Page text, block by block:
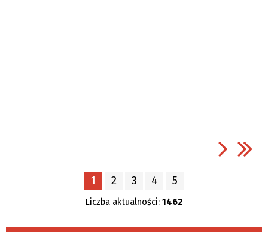
1 2 3 4 5
Liczba aktualności: 1462